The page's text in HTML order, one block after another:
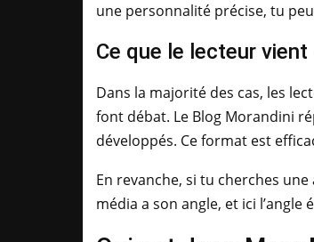
une personnalité précise, tu
Ce que le lecteur
Dans la majorité des cas, les
font débat. Le Blog Morandini
développés. Ce format est
En revanche, si tu cherches
média a son angle, et ici l’angle